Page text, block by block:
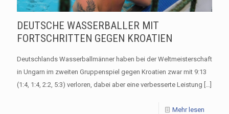
DEUTSCHE WASSERBALLER MIT
FORTSCHRITTEN GEGEN KROATIEN
Deutschlands Wasserballmänner haben bei der Weltmeisterschaft
in Ungarn im zweiten Gruppenspiel gegen Kroatien zwar mit 9:13
(1:4, 1:4, 2:2, 5:3) verloren, dabei aber eine verbesserte Leistung […]
Mehr lesen